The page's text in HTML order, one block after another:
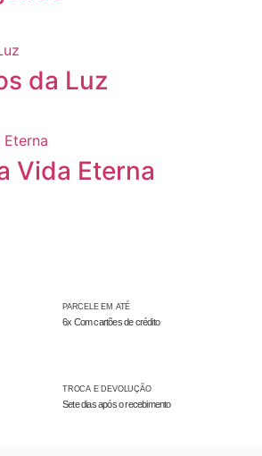
da Luz
Vida Eterna
PARCELE EM ATÉ
6x Com cartões de crédito
TROCA E DEVOLUÇÃO
Sete dias após o recebimento